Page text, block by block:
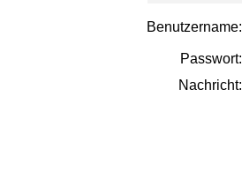
Benutzername:
Passwort:
Nachricht: